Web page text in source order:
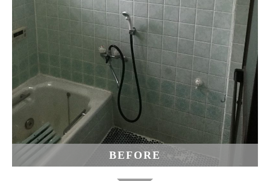
BEFORE